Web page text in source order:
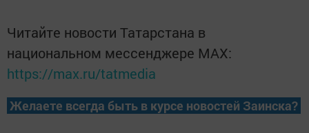
Читайте новости Татарстана в
национальном мессенджере MАХ:
https://max.ru/tatmedia
Желаете всегда быть в курсе новостей Заинска?